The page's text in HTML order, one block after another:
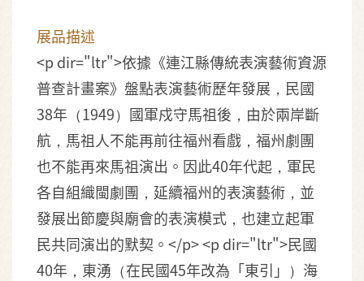
展品描述
<p dir="ltr">依據《連江縣傳統表演藝術資源
普查計畫案》盤點表演藝術歷年發展，民國
38年（1949）國軍戍守馬祖後，由於兩岸斷
航，馬祖人不能再前往福州看戲，福州劇團
也不能再來馬祖演出。因此40年代起，軍民
各自組織閩劇團，延續福州的表演藝術，並
發展出節慶與廟會的表演模式，也建立起軍
民共同演出的默契。</p> <p dir="ltr">民國
40年，東湧（在民國45年改為「東引」）海